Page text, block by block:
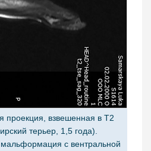
проекция, взвешенная в Т2
терьер, 1,5 года).
с вентральной